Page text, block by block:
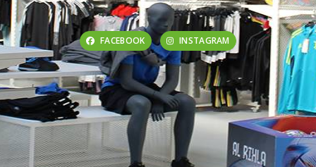
FACEBOOK INSTAGRAM